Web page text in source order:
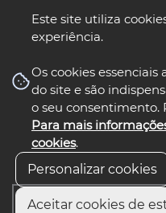
Este site utiliza
experiência.
Os cookies
do site e são
o seu consentimento.
Para mais
cookies.
Personalizar cookies
Aceitar cookies de
nos